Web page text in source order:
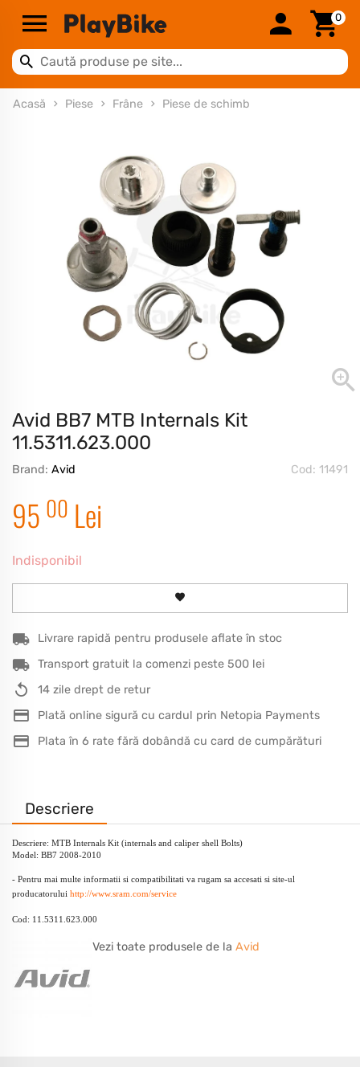
0
Acasă Piese Frâne Piese de schimb
Avid BB7 MTB Internals Kit
11.5311.623.000
Brand: Avid Cod: 11491
95 00 Lei
Indisponibil
Livrare rapidă pentru produsele aflate în stoc
Transport gratuit la comenzi peste 500 lei
14 zile drept de retur
Plată online sigură cu cardul prin Netopia Payments
Plata în 6 rate fără dobândă cu card de cumpărături
Descriere
Descriere: MTB Internals Kit (internals and caliper shell Bolts)
Model: BB7 2008-2010
- Pentru mai multe informatii si compatibilitati va rugam sa accesati si site-ul
producatorului http://www.sram.com/service
Cod: 11.5311.623.000
Vezi toate produsele de la Avid